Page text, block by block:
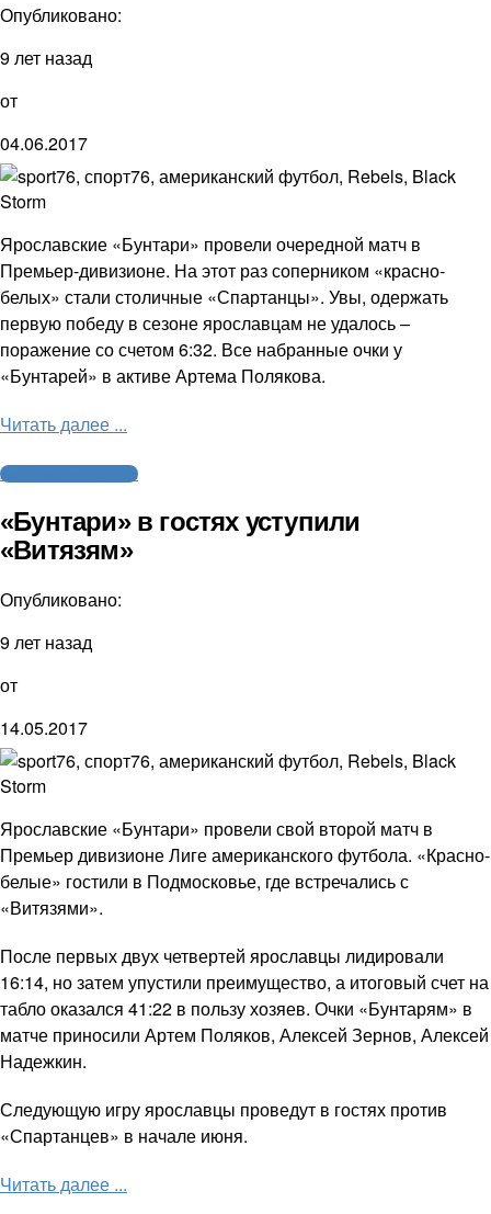
Опубликовано:
9 лет назад
от
04.06.2017
Ярославские «Бунтари» провели очередной матч в
Премьер-дивизионе. На этот раз соперником «красно-
белых» стали столичные «Спартанцы». Увы, одержать
первую победу в сезоне ярославцам не удалось –
поражение со счетом 6:32. Все набранные очки у
«Бунтарей» в активе Артема Полякова.
Читать далее ...
Американский футбол
«Бунтари» в гостях уступили
«Витязям»
Опубликовано:
9 лет назад
от
14.05.2017
Ярославские «Бунтари» провели свой второй матч в
Премьер дивизионе Лиге американского футбола. «Красно-
белые» гостили в Подмосковье, где встречались с
«Витязями».
После первых двух четвертей ярославцы лидировали
16:14, но затем упустили преимущество, а итоговый счет на
табло оказался 41:22 в пользу хозяев. Очки «Бунтарям» в
матче приносили Артем Поляков, Алексей Зернов, Алексей
Надежкин.
Следующую игру ярославцы проведут в гостях против
«Спартанцев» в начале июня.
Читать далее ...